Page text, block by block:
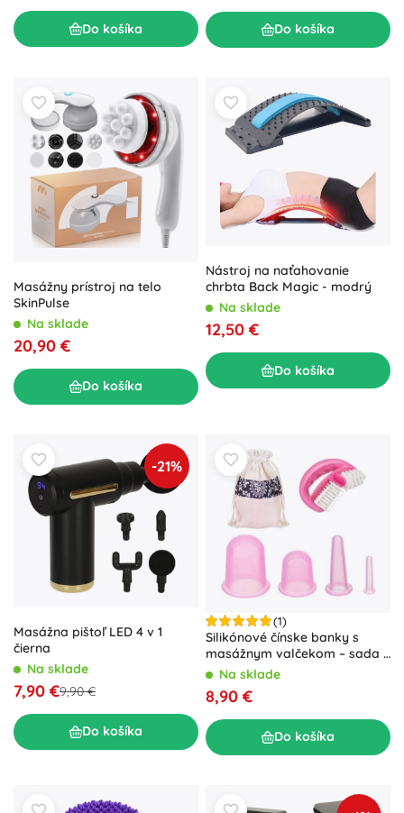
Do košíka Do košíka
Masážny prístroj na telo
SkinPulse
Na sklade
20,90 €
Do košíka
Nástroj na naťahovanie
chrbta Back Magic - modrý
Na sklade
12,50 €
Do košíka
-21%
Masážna pištoľ LED 4 v 1
čierna
Na sklade
7,90 €9,90 €
Do košíka
(1)
Silikónové čínske banky s
masážnym valčekom – sada 4
ks s vrecúškom
Na sklade
8,90 €
Do košíka